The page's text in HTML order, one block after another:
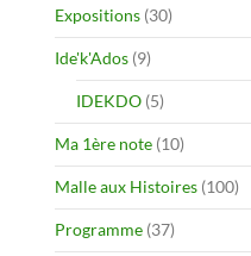
Expositions (30)
Ide'k'Ados (9)
IDEKDO (5)
Ma 1ère note (10)
Malle aux Histoires (100)
Programme (37)